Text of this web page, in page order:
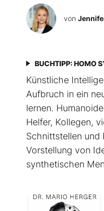
von
BUCHTIPP: HOMO
Künstliche
Aufbruch in ein
lernen.
Helfer, Kollegen,
Schnittstellen und
Vorstellung von
synthetischen